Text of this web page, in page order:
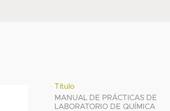
Título
MANUAL DE PRÁCTICAS DE
LABORATORIO DE QUÍMICA